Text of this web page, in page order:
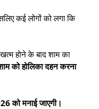
कई लोगों को लगा कि
होने के बाद शाम का
को होलिका दहन करना
को मनाई जाएगी।